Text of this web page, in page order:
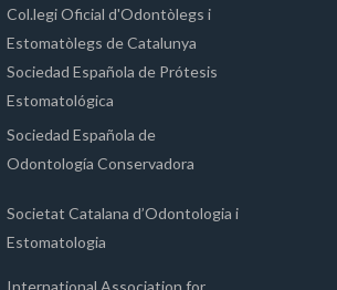
Col.legi Oficial d'Odontòlegs i
Estomatòlegs de Catalunya
Sociedad Española de Prótesis
Estomatológica
Sociedad Española de
Odontología Conservadora
Societat Catalana d’Odontologia i
Estomatologia
International Association for